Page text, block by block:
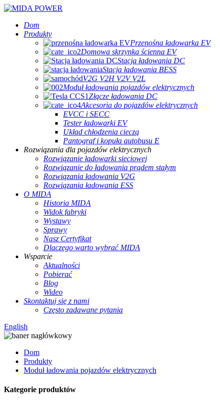
Dom
Produkty
Przenośna ładowarka EV
Domowa skrzynka ścienna EV
Stacja ładowania DC
Stacja ładowania BESS
V2G V2H V2V V2L
Moduł ładowania pojazdów elektrycznych
Złącze ładowania DC
Akcesoria do pojazdów elektrycznych
EVCC i SECC
Tester ładowarki EV
Układ chłodzenia cieczą
Pantograf i kopuła autobusu E
Rozwiązania dla pojazdów elektrycznych
Rozwiązanie ładowarki sieciowej
Rozwiązanie do ładowania prądem stałym
Rozwiązania ładowania V2G
Rozwiązania ładowania ESS
O MIDA
Historia MIDA
Widok fabryki
Wystawy
Sprawy
Nasz Certyfikat
Dlaczego warto wybrać MIDA
Wsparcie
Aktualności
Pobierać
Blog
Wideo
Skontaktuj się z nami
Często zadawane pytania
English
Dom
Produkty
Moduł ładowania pojazdów elektrycznych
Kategorie produktów